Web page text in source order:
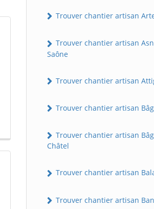
Trouver chantier artisan
Trouver chantier artisan
Saône
Trouver chantier artisan
Trouver chantier artisan
Trouver chantier artisan
Châtel
Trouver chantier artisan
Trouver chantier artisan